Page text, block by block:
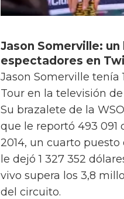
Jason Somerville:
espectadores en
Jason Somerville tenía
Tour en la televisión
Su brazalete de la
que le reportó 493 091
2014, un cuarto
le dejó 1 327 352
vivo supera los 3,8
del circuito.